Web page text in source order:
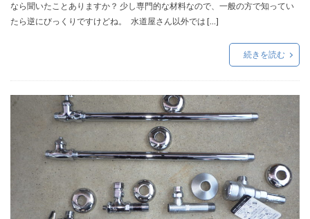
なら聞いたことありますか？ 少し専門的な材料なので、一般の方で知ってい
たら逆にびっくりですけどね。 水道屋さん以外では […]
続きを読む